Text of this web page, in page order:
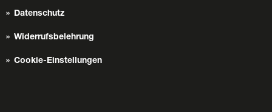
Datenschutz
Widerrufsbelehrung
Cookie-Einstellungen